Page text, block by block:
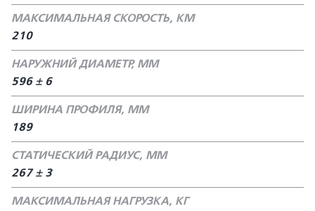
МАКСИМАЛЬНАЯ СКОРОСТЬ, КМ
210
НАРУЖНИЙ ДИАМЕТР, ММ
596 ± 6
ШИРИНА ПРОФИЛЯ, ММ
189
СТАТИЧЕСКИЙ РАДИУС, ММ
267 ± 3
МАКСИМАЛЬНАЯ НАГРУЗКА, КГ